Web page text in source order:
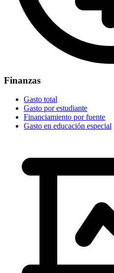
Finanzas
Gasto total
Gasto por estudiante
Financiamiento por fuente
Gasto en educación especial